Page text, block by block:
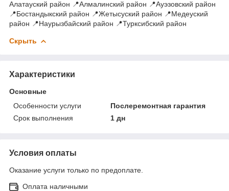
Алатауский район 📍Алмалинский район 📍Ауэзовский район
📍Бостандыкский район 📍Жетысуский район 📍Медеуский
район 📍Наурызбайский район 📍Турксибский район
Скрыть
Характеристики
Основные
Особенности услуги
Послеремонтная гарантия
Срок выполнения
1 дн
Условия оплаты
Оказание услуги только по предоплате.
Оплата наличными